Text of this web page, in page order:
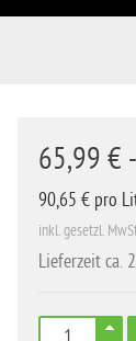
65,99 €
90,65 € pro
inkl. gesetzl.
Lieferzeit ca.